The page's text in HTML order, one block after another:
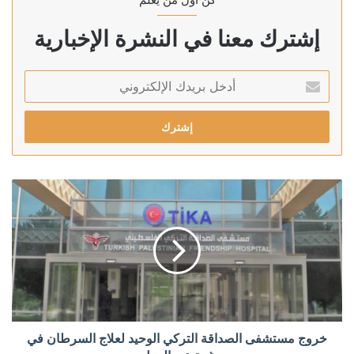
إشترك معنا في النشرة الإخبارية
بريدك
الإلكتروني
خروج مستشفى الصداقة التركي الوحيد لعلاج السرطان في